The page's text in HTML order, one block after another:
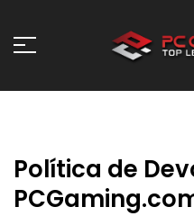
Política de